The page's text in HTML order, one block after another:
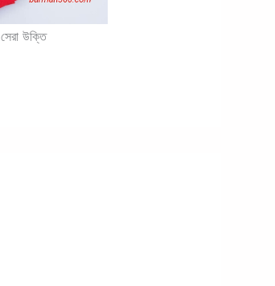
সেরা উক্তি